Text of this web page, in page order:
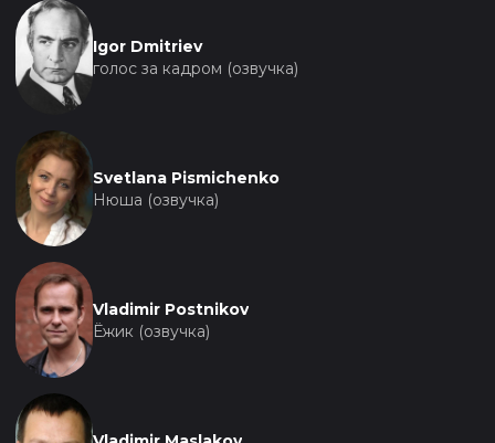
Igor Dmitriev
голос за кадром (озвучка)
Svetlana Pismichenko
Нюша (озвучка)
Vladimir Postnikov
Ёжик (озвучка)